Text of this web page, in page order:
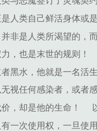
人类自己鲜活身体或是
非是人类所渴望的，而
，也是末世的规则！
黑水，他就是一名活生
视任何感染者，或者感
，却是他的生命！
一次使用权，一旦使